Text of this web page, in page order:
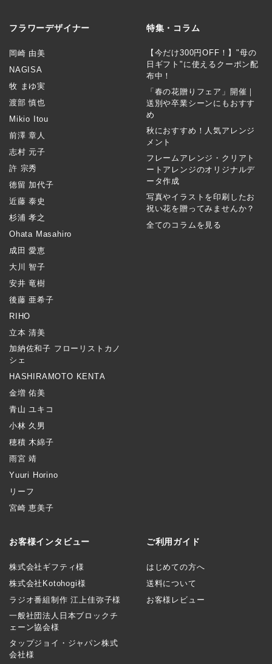
フラワーデザイナー
岡崎 由美
NAGISA
牧 まゆ実
渡部 慎也
Mikio Itou
前澤 章人
志村 元子
許 宗秀
徳留 加代子
近藤 泰史
杉浦 孝之
Ohata Masahiro
成田 愛恵
大川 智子
安井 竜樹
後藤 亜希子
RIHO
立本 清美
加納佐和子 フローリストカノ
シェ
HASHIRAMOTO KENTA
金増 佑美
青山 ユキコ
小林 久男
穂積 木綿子
雨宮 靖
Yuuri Horino
リーフ
宮崎 恵美子
特集・コラム
【今だけ300円OFF！】"母の
日ギフト"に使えるクーポン配
布中！
「春の花贈りフェア」開催｜
送別や卒業シーンにもおすす
め
秋におすすめ！人気アレンジ
メント
フレームアレンジ・クリアト
ートアレンジのオリジナルデ
ータ作成
写真やイラストを印刷したお
祝い花を贈ってみませんか？
全てのコラムを見る
お客様インタビュー
株式会社ギフティ様
株式会社Kotohogi様
ラジオ番組制作 江上佳弥子様
一般社団法人日本ブロックチ
ェーン協会様
タップジョイ・ジャパン株式
会社様
ご利用ガイド
はじめての方へ
送料について
お客様レビュー